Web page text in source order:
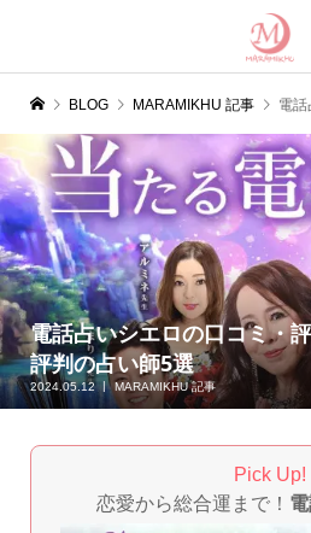
BLOG MARAMIKHU 記事 電話占
電話占いシエロの口コミ・
評判の占い師5選
2024.05.12 MARAMIKHU 記事
Pick Up!
恋愛から総合運まで！